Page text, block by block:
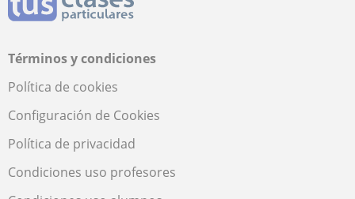
Términos y condiciones
Política de cookies
Configuración de Cookies
Política de privacidad
Condiciones uso profesores